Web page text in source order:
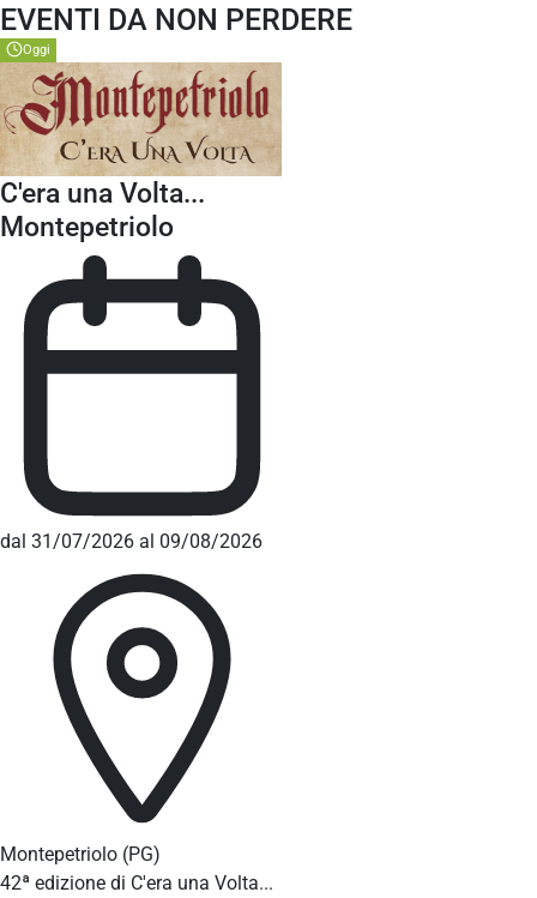
EVENTI DA NON PERDERE
Oggi
C'era una Volta...
Montepetriolo
dal 31/07/2026 al 09/08/2026
Montepetriolo (PG)
42ª edizione di C'era una Volta...